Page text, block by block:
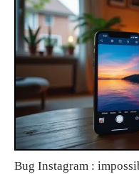
Bug Instagram :